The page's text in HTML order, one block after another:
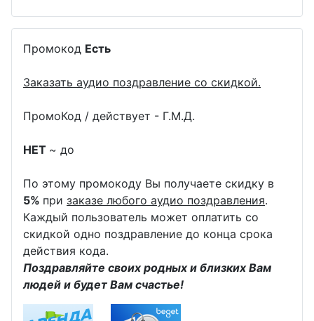
Промокод Есть
Заказать аудио поздравление со скидкой.
ПромоКод / действует - Г.М.Д.
НЕТ ~ до
По этому промокоду Вы получаете скидку в
5% при заказе любого аудио поздравления.
Каждый пользователь может оплатить со
скидкой одно поздравление до конца срока
действия кода.
Поздравляйте своих родных и близких Вам
людей и будет Вам счастье!